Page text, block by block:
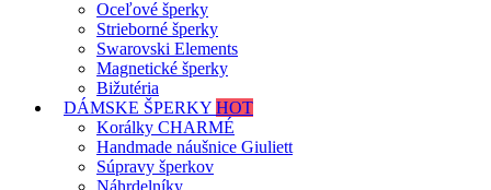
Oceľové šperky
Strieborné šperky
Swarovski Elements
Magnetické šperky
Bižutéria
DÁMSKE ŠPERKY HOT
Korálky CHARMÉ
Handmade náušnice Giuliett
Súpravy šperkov
Náhrdelníky